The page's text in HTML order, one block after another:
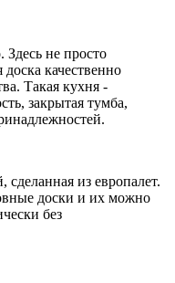
Здесь не просто
качественно
Такая кухня -
закрытая тумба,
сделанная из европалет.
доски и их можно
без